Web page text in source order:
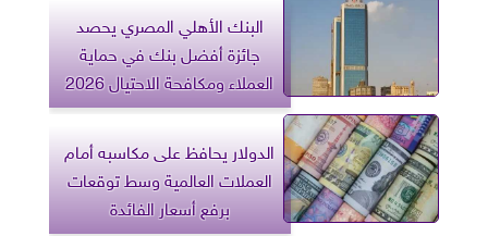
البنك الأهلي المصري يحصد
جائزة أفضل بنك في حماية
العملاء ومكافحة الاحتيال 2026
الدولار يحافظ على مكاسبه أمام
العملات العالمية وسط توقعات
برفع أسعار الفائدة